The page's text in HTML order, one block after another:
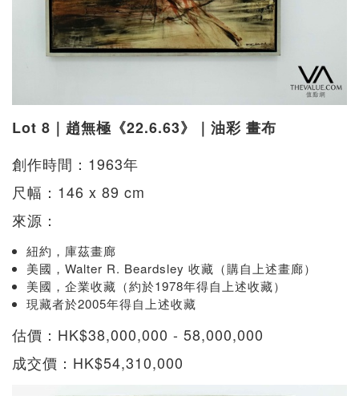
Lot 8｜趙無極《22.6.63》｜油彩 畫布
創作時間：1963年
尺幅：146 x 89 cm
來源：
紐約，庫茲畫廊
美國，Walter R. Beardsley 收藏（購自上述畫廊）
美國，企業收藏（約於1978年得自上述收藏）
現藏者於2005年得自上述收藏
估價：HK$38,000,000 - 58,000,000
成交價：HK$54,310,000